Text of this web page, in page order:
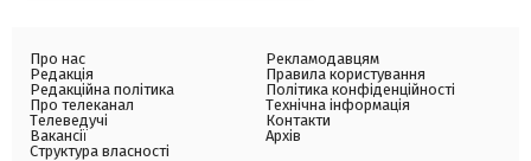
Про нас
Редакція
Редакційна політика
Про телеканал
Телеведучі
Вакансії
Структура власності
Рекламодавцям
Правила користування
Політика конфіденційності
Технічна інформація
Контакти
Архів